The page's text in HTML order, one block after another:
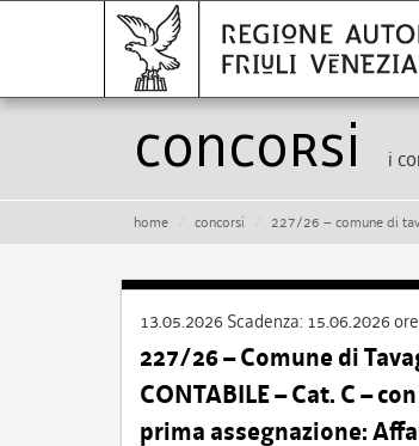
Concorsi i
home concorsi 227/26 – comune di tavagnacco
13.05.2026 Scadenza: 15.06.2026
227/26 – Comune di
CONTABILE – Cat. C –
prima assegnazione: